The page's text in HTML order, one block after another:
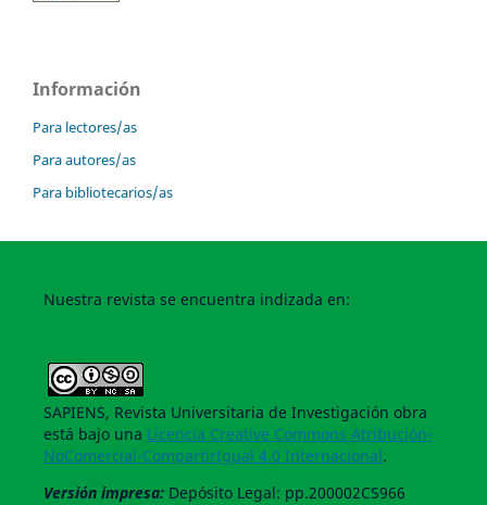
Información
Para lectores/as
Para autores/as
Para bibliotecarios/as
Nuestra revista se encuentra indizada en:
SAPIENS, Revista Universitaria de Investigación obra
está bajo una Licencia Creative Commons Atribución-
NoComercial-CompartirIgual 4.0 Internacional.
Versión impresa: Depósito Legal: pp.200002CS966